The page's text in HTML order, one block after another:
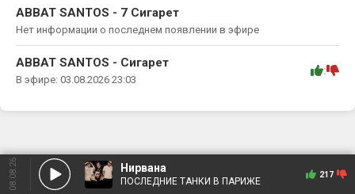
ABBAT SANTOS - 7 Сигарет
Нет информации о последнем появлении в эфире
ABBAT SANTOS - Сигарет
В эфире: 03.08.2026 23:03
:
08.08.26 Нирвана
ПОСЛЕДНИЕ ТАНКИ В ПАРИЖЕ
217